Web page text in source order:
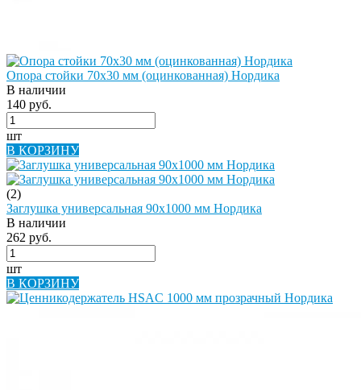
Опора стойки 70х30 мм (оцинкованная) Нордика
В наличии
140 руб.
шт
В КОРЗИНУ
(2)
Заглушка универсальная 90х1000 мм Нордика
В наличии
262 руб.
шт
В КОРЗИНУ